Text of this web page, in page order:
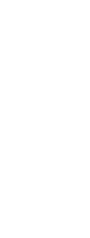
pflanzen
pflanzen
und
zu